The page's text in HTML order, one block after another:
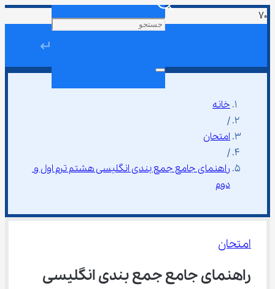
↵
خانه
/
امتحان
/
راهنمای جامع جمع بندی انگلیسی هشتم ترم اول و
دوم
امتحان
راهنمای جامع جمع بندی انگلیسی